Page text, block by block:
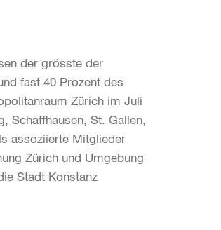
der grösste der
fast 40 Prozent des
Zürich im Juli
Schaffhausen, St. Gallen,
assoziierte Mitglieder
Zürich und Umgebung
Stadt Konstanz